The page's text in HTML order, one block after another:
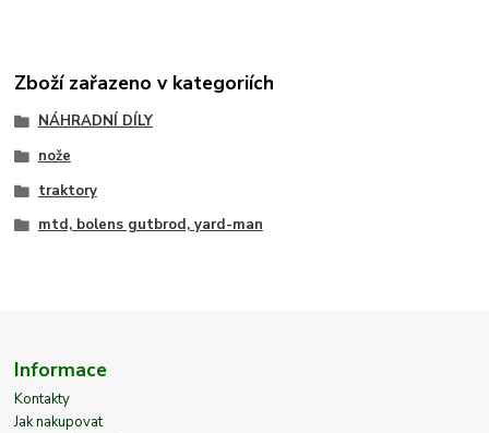
Zboží zařazeno v kategoriích
NÁHRADNÍ DÍLY
nože
traktory
mtd, bolens gutbrod, yard-man
Informace
Kontakty
Jak nakupovat